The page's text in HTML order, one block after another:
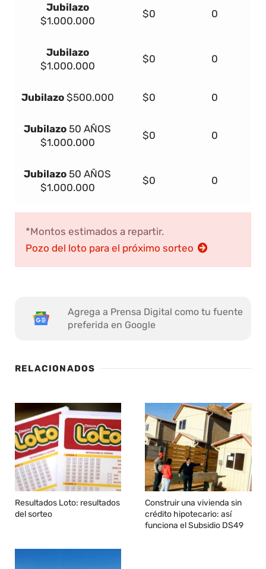
Jubilazo
$1.000.000
$0 0
Jubilazo
$1.000.000
$0 0
Jubilazo $500.000 $0 0
Jubilazo 50 AÑOS
$1.000.000
$0 0
Jubilazo 50 AÑOS
$1.000.000
$0 0
*Montos estimados a repartir.
Pozo del loto para el próximo sorteo
Agrega a Prensa Digital como tu fuente
preferida en Google
RELACIONADOS
Resultados Loto: resultados
del sorteo
Construir una vivienda sin
crédito hipotecario: así
funciona el Subsidio DS49